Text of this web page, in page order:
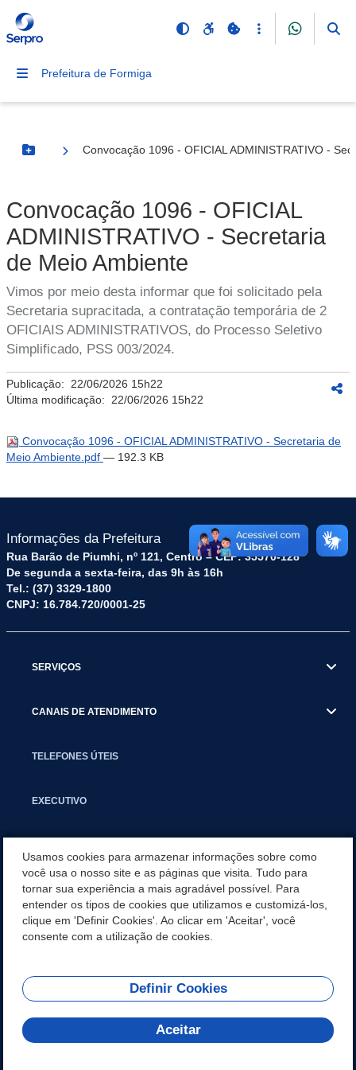
Prefeitura de Formiga
Botão Menu
Convocação 1096 - OFICIAL ADMINISTRATIVO -
Convocação 1096 - OFICIAL
ADMINISTRATIVO - Secretaria
de Meio Ambiente
Vimos por meio desta informar que foi solicitado pela
Secretaria supracitada, a contratação temporária de 2
OFICIAIS ADMINISTRATIVOS, do Processo Seletivo
Simplificado, PSS 003/2024.
Publicação: 22/06/2026 15h22
Última modificação: 22/06/2026 15h22
Convocação 1096 - OFICIAL ADMINISTRATIVO - Secretaria de
Meio Ambiente.pdf — 192.3 KB
Informações da Prefeitura
Rua Barão de Piumhi, nº 121, Centro – CEP: 35570-128
De segunda a sexta-feira, das 9h às 16h
Tel.: (37) 3329-1800
CNPJ: 16.784.720/0001-25
SERVIÇOS
CANAIS DE ATENDIMENTO
TELEFONES ÚTEIS
EXECUTIVO
APLICATIVO
SECRETARIAS
REDES SOCIAIS
Usamos cookies para armazenar informações sobre como
você usa o nosso site e as páginas que visita. Tudo para
tornar sua experiência a mais agradável possível. Para
entender os tipos de cookies que utilizamos e customizá-los,
clique em 'Definir Cookies'. Ao clicar em 'Aceitar', você
consente com a utilização de cookies.
Definir Cookies
Aceitar